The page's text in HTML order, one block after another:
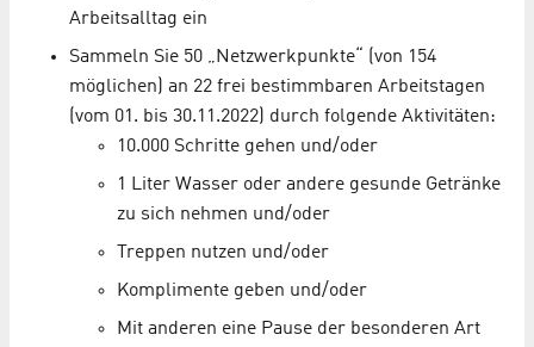
Arbeitsalltag ein
Sammeln Sie 50 „Netzwerkpunkte“ (von 154
möglichen) an 22 frei bestimmbaren Arbeitstagen
(vom 01. bis 30.11.2022) durch folgende Aktivitäten:
10.000 Schritte gehen und/oder
1 Liter Wasser oder andere gesunde Getränke
zu sich nehmen und/oder
Treppen nutzen und/oder
Komplimente geben und/oder
Mit anderen eine Pause der besonderen Art